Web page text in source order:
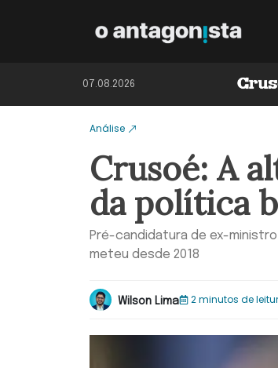
07.08.2026
Análise
Crusoé: A
da política
Pré-candidatura de ex-
meteu desde 2018
Wilson Lima 2 minutos de